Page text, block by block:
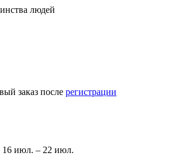
людей
заказ после регистрации
16 июл. – 22 июл.